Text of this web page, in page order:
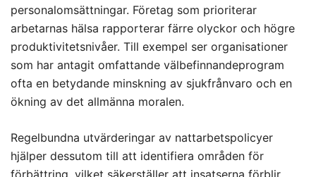
personalomsättningar. Företag som prioriterar
arbetarnas hälsa rapporterar färre olyckor och högre
produktivitetsnivåer. Till exempel ser organisationer
som har antagit omfattande välbefinnandeprogram
ofta en betydande minskning av sjukfrånvaro och en
ökning av det allmänna moralen.
Regelbundna utvärderingar av nattarbetspolicyer
hjälper dessutom till att identifiera områden för